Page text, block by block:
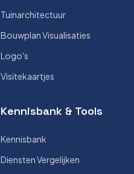
Tuinarchitectuur
Bouwplan Visualisaties
Logo's
Visitekaartjes
Kennisbank & Tools
Kennisbank
Diensten Vergelijken